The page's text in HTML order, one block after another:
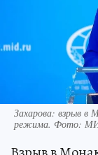
Захарова: взрыв в
режима. Фото: